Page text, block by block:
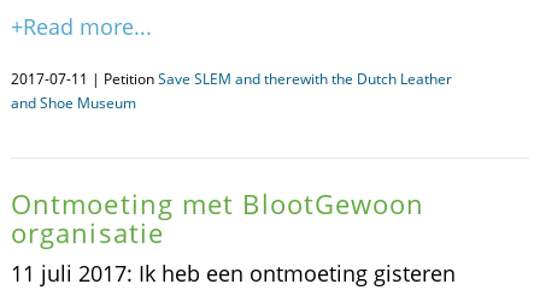
+Read more...
2017-07-11 | PetitionSave SLEM and therewith the Dutch Leather
and Shoe Museum
Ontmoeting met BlootGewoon
organisatie
11 juli 2017: Ik heb een ontmoeting gisteren